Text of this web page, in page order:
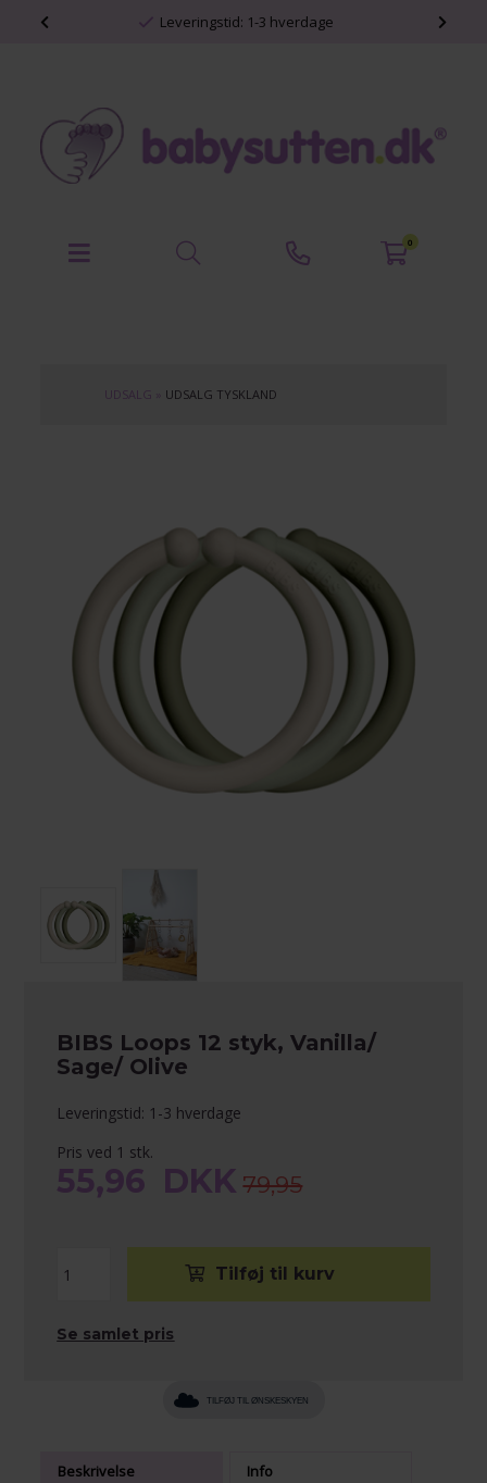
Leveringstid: 1-3 hverdage
0
UDSALG UDSALG TYSKLAND
BIBS Loops 12 styk, Vanilla/
Sage/ Olive
Leveringstid: 1-3 hverdage
Pris ved 1 stk.
55,96 DKK 79,95
Se samlet pris
TILFØJ TIL ØNSKESKYEN
Beskrivelse Info